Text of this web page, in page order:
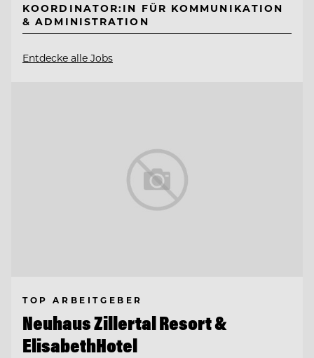
KOORDINATOR:IN FÜR KOMMUNIKATION
& ADMINISTRATION
Entdecke alle Jobs
TOP ARBEITGEBER
Neuhaus Zillertal Resort &
ElisabethHotel